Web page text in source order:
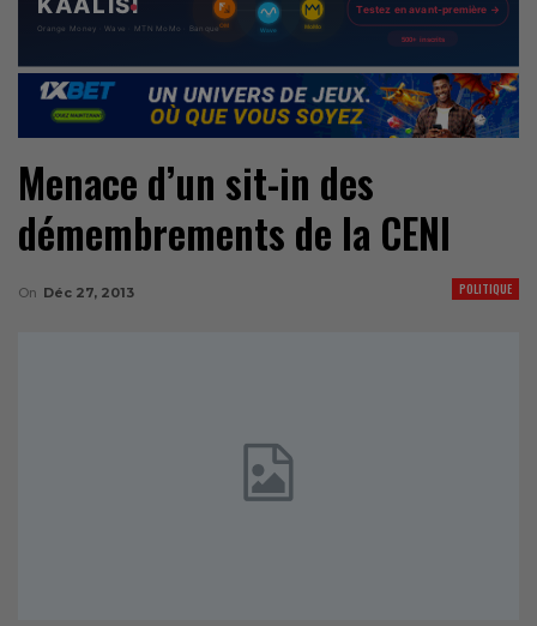
Menace d’un sit-in des
démembrements de la CENI
POLITIQUE
On Déc 27, 2013